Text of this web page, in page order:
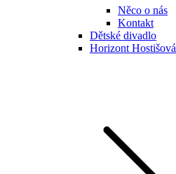
Něco o nás
Kontakt
Dětské divadlo
Horizont Hostišová